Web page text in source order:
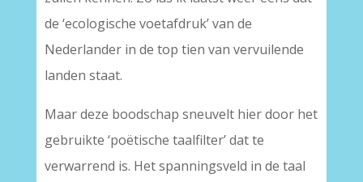
de ‘ecologische voetafdruk’ van de
Nederlander in de top tien van vervuilende
landen staat.
Maar deze boodschap sneuvelt hier door het
gebruikte ‘poëtische taalfilter’ dat te
verwarrend is. Het spanningsveld in de taal